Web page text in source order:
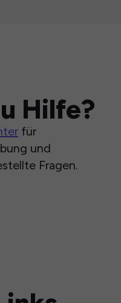
Hilfe?
für
und
Fragen.